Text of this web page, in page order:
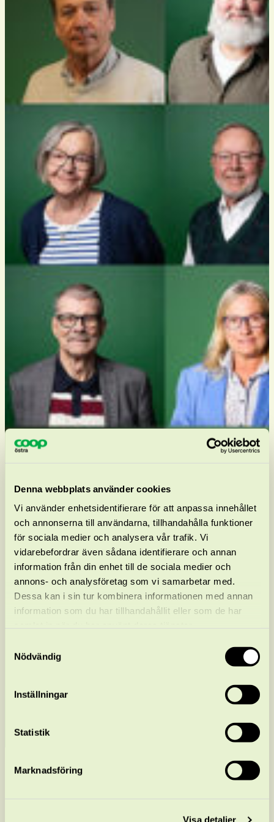
Denna webbplats använder cookies
Vi använder enhetsidentifierare för att anpassa innehållet
och annonserna till användarna, tillhandahålla funktioner
för sociala medier och analysera vår trafik. Vi
vidarebefordrar även sådana identifierare och annan
information från din enhet till de sociala medier och
annons- och analysföretag som vi samarbetar med.
Dessa kan i sin tur kombinera informationen med annan
information som du har tillhandahållit eller som de har
Nödvändig
Inställningar
Statistik
Marknadsföring
Visa detaljer
Länken mellan dig,